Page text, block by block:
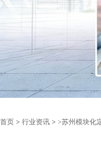
首页 > 行业资讯 > >苏州模块化